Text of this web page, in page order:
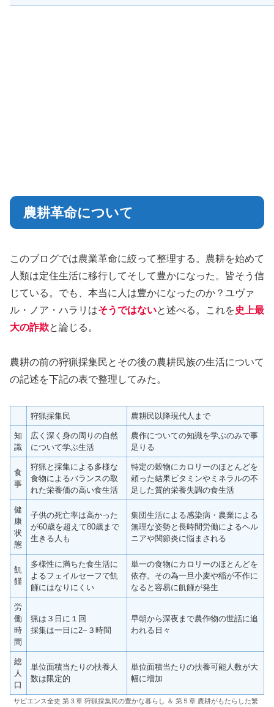
農耕革命について
このブログでは農業革命に絞って整理する。農耕を始めて
人類は定住生活に移行してそして豊かになった。皆そう信
じている。でも、本当に人は豊かになったのか？ユヴァ
ル・ノア・ハラリはそうではないと述べる。これを史上最
大の詐欺と論じる。
農耕の前の狩猟採集民とその後の農耕民族の生活について
の記述を下記の表で整理してみた。
狩猟採集民 農耕民以降現代人まで
知
識
広く深く身の周りの自然
について学ぶ生活
農作についての知識を学ぶのみで事
足りる
食
事
狩猟と採集による多様な
食物によるバランスの取
れた栄養価の高い食生活
特定の穀物にカロリーのほとんどを
頼った結果ビタミンやミネラルの不
足した質的栄養失調の食生活
健
康
状
態
子供の死亡率は高かった
が60歳を超えて80歳まで
生きる人も
集団生活による感染病・農業による
無理な姿勢と長時間労働によるヘル
ニアや関節炎に悩まされる
飢
饉
多様性に満ちた食生活に
よるフェイルセーフで飢
饉にはなりにくい
単一の食物にカロリーのほとんどを
依存。その為一旦小麦や稲が不作に
なると容易に飢饉が発生
労
働
時
間
猟は３日に１回
採集は一日に2−３時間
早朝から深夜まで農作物の世話に追
われる日々
総
人
口
単位面積当たりの扶養人
数は限定的
単位面積当たりの扶養可能人数が大
幅に増加
サピエンス全史 第３章 狩猟採集民の豊かな暮らし ＆ 第５章 農耕がもたらした繁